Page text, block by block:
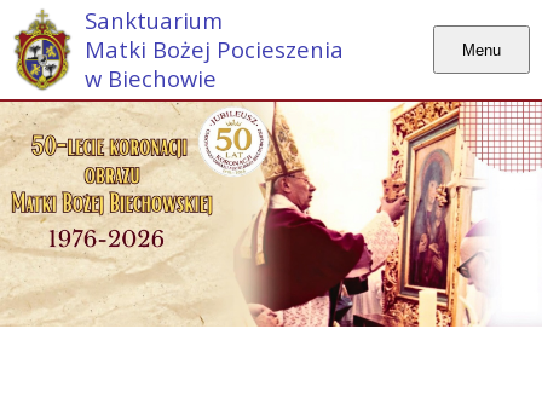
Sanktuarium
Matki Bożej Pocieszenia
w Biechowie
Menu